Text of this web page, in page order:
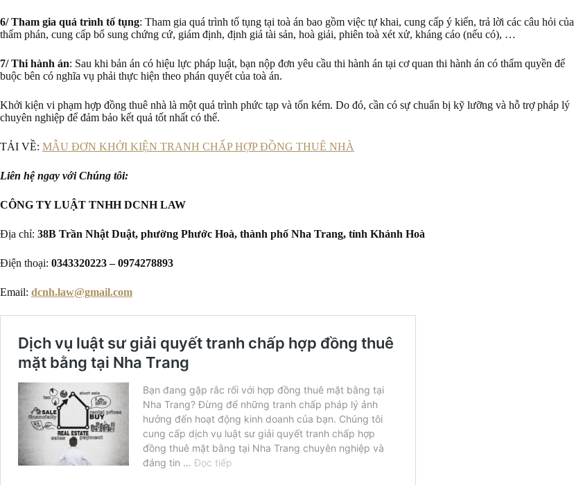
6/ Tham gia quá trình tố tụng: Tham gia quá trình tố tụng tại toà án bao gồm việc tự khai, cung cấp ý kiến, trả lời các câu hỏi của
thẩm phán, cung cấp bổ sung chứng cứ, giám định, định giá tài sản, hoà giải, phiên toà xét xử, kháng cáo (nếu có), …
7/ Thi hành án: Sau khi bản án có hiệu lực pháp luật, bạn nộp đơn yêu cầu thi hành án tại cơ quan thi hành án có thẩm quyền để
buộc bên có nghĩa vụ phải thực hiện theo phán quyết của toà án.
Khởi kiện vi phạm hợp đồng thuê nhà là một quá trình phức tạp và tốn kém. Do đó, cần có sự chuẩn bị kỹ lưỡng và hỗ trợ pháp lý
chuyên nghiệp để đảm bảo kết quả tốt nhất có thể.
TẢI VỀ: MẪU ĐƠN KHỞI KIỆN TRANH CHẤP HỢP ĐỒNG THUÊ NHÀ
Liên hệ ngay với Chúng tôi:
CÔNG TY LUẬT TNHH DCNH LAW
Địa chỉ: 38B Trần Nhật Duật, phường Phước Hoà, thành phố Nha Trang, tỉnh Khánh Hoà
Điện thoại: 0343320223 – 0974278893
Email: dcnh.law@gmail.com